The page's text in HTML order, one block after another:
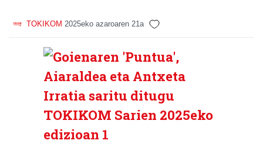
TOKIKOM 2025eko azaroaren 21a